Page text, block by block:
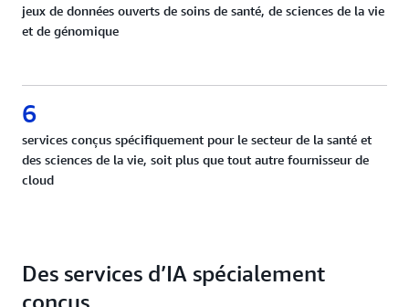
jeux de données ouverts de soins de santé, de sciences de la vie
et de génomique
6
services conçus spécifiquement pour le secteur de la santé et
des sciences de la vie, soit plus que tout autre fournisseur de
cloud
Des services d’IA spécialement
conçus